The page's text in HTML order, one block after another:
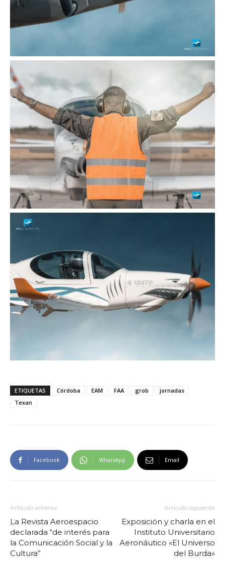
ETIQUETAS Córdoba EAM FAA grob
jornadas
Texan
Facebook WhatsApp Email
Artículo anterior
La Revista Aeroespacio
declarada “de interés para
la Comunicación Social y la
Cultura”
Artículo siguiente
Exposición y charla en el
Instituto Universitario
Aeronáutico «El Universo
del Burda»